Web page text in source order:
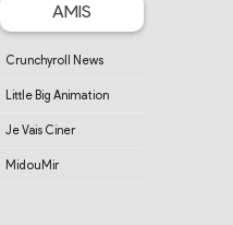
AMIS
Crunchyroll News
Little Big Animation
Je Vais Ciner
MidouMir